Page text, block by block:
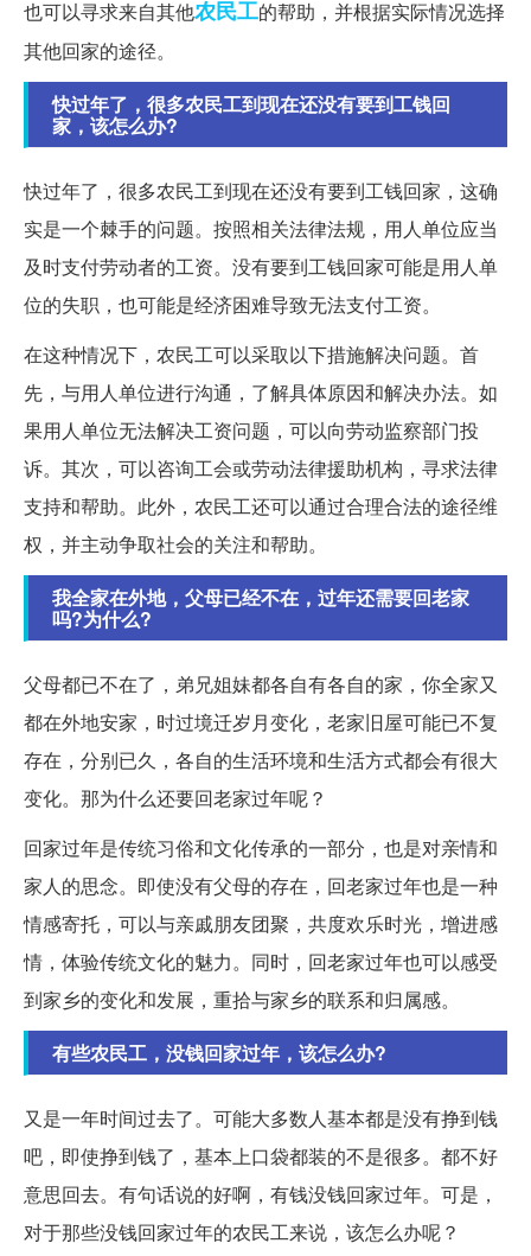
也可以寻求来自其他农民工的帮助，并根据实际情况选择
其他回家的途径。
快过年了，很多农民工到现在还没有要到工钱回
家，该怎么办?
快过年了，很多农民工到现在还没有要到工钱回家，这确
实是一个棘手的问题。按照相关法律法规，用人单位应当
及时支付劳动者的工资。没有要到工钱回家可能是用人单
位的失职，也可能是经济困难导致无法支付工资。
在这种情况下，农民工可以采取以下措施解决问题。首
先，与用人单位进行沟通，了解具体原因和解决办法。如
果用人单位无法解决工资问题，可以向劳动监察部门投
诉。其次，可以咨询工会或劳动法律援助机构，寻求法律
支持和帮助。此外，农民工还可以通过合理合法的途径维
权，并主动争取社会的关注和帮助。
我全家在外地，父母已经不在，过年还需要回老家
吗?为什么?
父母都已不在了，弟兄姐妹都各自有各自的家，你全家又
都在外地安家，时过境迁岁月变化，老家旧屋可能已不复
存在，分别已久，各自的生活环境和生活方式都会有很大
变化。那为什么还要回老家过年呢？
回家过年是传统习俗和文化传承的一部分，也是对亲情和
家人的思念。即使没有父母的存在，回老家过年也是一种
情感寄托，可以与亲戚朋友团聚，共度欢乐时光，增进感
情，体验传统文化的魅力。同时，回老家过年也可以感受
到家乡的变化和发展，重拾与家乡的联系和归属感。
有些农民工，没钱回家过年，该怎么办?
又是一年时间过去了。可能大多数人基本都是没有挣到钱
吧，即使挣到钱了，基本上口袋都装的不是很多。都不好
意思回去。有句话说的好啊，有钱没钱回家过年。可是，
对于那些没钱回家过年的农民工来说，该怎么办呢？